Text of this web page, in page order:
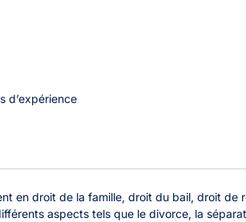
d’expérience
en droit de la famille, droit du bail, droit de
aspects tels que le divorce, la